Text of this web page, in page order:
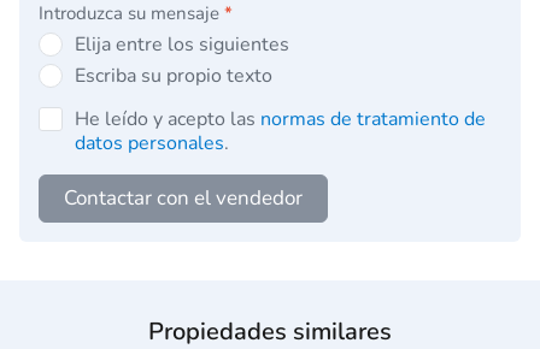
Introduzca su mensaje *
Elija entre los siguientes
Escriba su propio texto
He leído y acepto las normas de tratamiento de
datos personales.
Contactar con el vendedor
Propiedades similares